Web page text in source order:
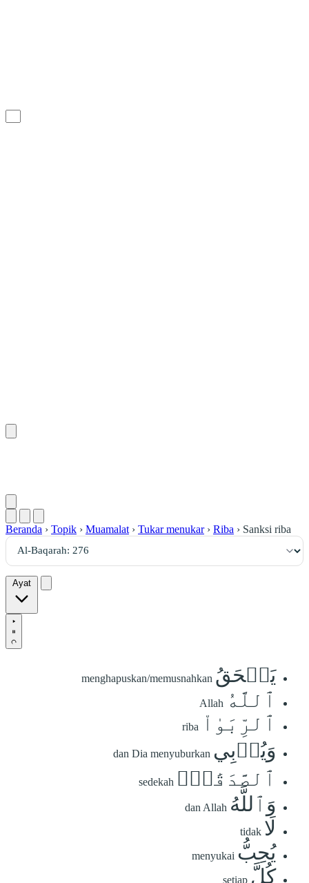
Beranda › Topik › Muamalat › Tukar menukar › Riba › Sanksi riba
Ayat
يَمۡحَقُ menghapuskan/memusnahkan
ٱللَّهُ Allah
ٱلرِّبَوٰاْ riba
وَيُرۡبِي dan Dia menyuburkan
ٱلصَّدَقَٰتِۗ sedekah
وَٱللَّهُ dan Allah
لَا tidak
يُحِبُّ menyukai
كُلَّ setiap